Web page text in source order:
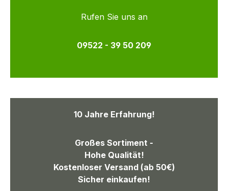
Rufen Sie uns an
09522 - 39 50 209
10 Jahre Erfahrung!
Großes Sortiment -
Hohe Qualität!
Kostenloser Versand (ab 50€)
Sicher einkaufen!